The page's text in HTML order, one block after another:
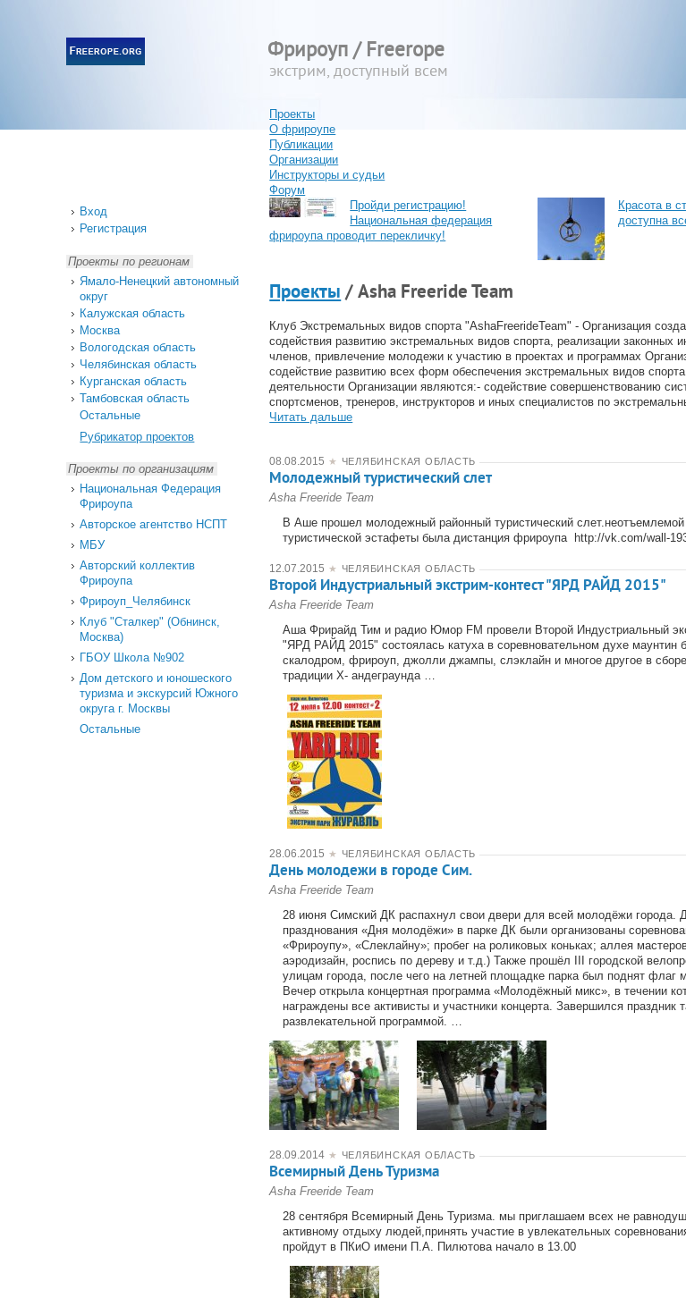
Фрироуп / Freerope
экстрим, доступный всем
Проекты
О фрироупе
Публикации
Организации
Инструкторы и судьи
Форум
Вход
Регистрация
Проекты по регионам
Ямало-Ненецкий автономный
округ
Калужская область
Москва
Вологодская область
Челябинская область
Курганская область
Тамбовская область
Остальные
Рубрикатор проектов
Проекты по организациям
Национальная Федерация
Фрироупа
Авторское агентство НСПТ
МБУ
Авторский коллектив
Фрироупа
Фрироуп_Челябинск
Клуб "Сталкер" (Обнинск,
Москва)
ГБОУ Школа №902
Дом детского и юношеского
туризма и экскурсий Южного
округа г. Москвы
Остальные
Пройди регистрацию!
Национальная федерация
фрироупа проводит перекличку!
Красота в
доступна
Проекты/ Asha Freeride Team
Клуб Экстремальных видов спорта "AshaFreerideTeam" - Организация
содействия развитию экстремальных видов спорта, реализации законных
членов, привлечение молодежи к участию в проектах и программах
содействие развитию всех форм обеспечения экстремальных видов
деятельности Организации являются:- содействие совершенствованию
спортсменов, тренеров, инструкторов и иных специалистов по
Читать дальше
08.08.2015 ★ ЧЕЛЯБИНСКАЯ ОБЛАСТЬ
Молодежный туристический слет
Asha Freeride Team
В Аше прошел молодежный районный туристический
туристической эстафеты была дистанция фрироупа http://vk.com/wall-
12.07.2015 ★ ЧЕЛЯБИНСКАЯ ОБЛАСТЬ
Второй Индустриальный экстрим-контест "ЯРД РАЙД 2015"
Asha Freeride Team
Аша Фрирайд Тим и радио Юмор FM провели Второй Индустриальный
"ЯРД РАЙД 2015" состоялась катуха в соревновательном духе маунтин
скалодром, фрироуп, джолли джампы, слэклайн и многое другое в
традиции Х- андеграунда …
28.06.2015 ★ ЧЕЛЯБИНСКАЯ ОБЛАСТЬ
День молодежи в городе Сим.
Asha Freeride Team
28 июня Симский ДК распахнул свои двери для всей молодёжи города.
празднования «Дня молодёжи» в парке ДК были организованы
«Фрироупу», «Слеклайну»; пробег на роликовых коньках; аллея мастеров
аэродизайн, роспись по дереву и т.д.) Также прошёл III городской
улицам города, после чего на летней площадке парка был поднят флаг
Вечер открыла концертная программа «Молодёжный микс», в течении
награждены все активисты и участники концерта. Завершился праздник
развлекательной программой. …
28.09.2014 ★ ЧЕЛЯБИНСКАЯ ОБЛАСТЬ
Всемирный День Туризма
Asha Freeride Team
28 сентября Всемирный День Туризма. мы приглашаем всех не
активному отдыху людей,принять участие в увлекательных
пройдут в ПКиО имени П.А. Пилютова начало в 13.00